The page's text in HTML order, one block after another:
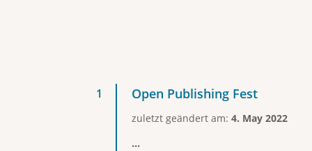
Open Publishing Fest
zuletzt geändert am: 4. May 2022
...